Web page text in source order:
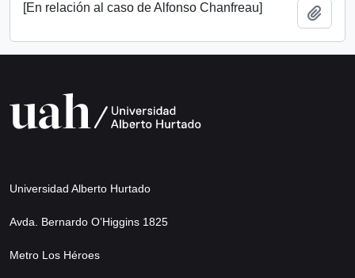
[En relación al caso de Alfonso Chanfreau]
Universidad Alberto Hurtado
Avda. Bernardo O’Higgins 1825
Metro Los Héroes